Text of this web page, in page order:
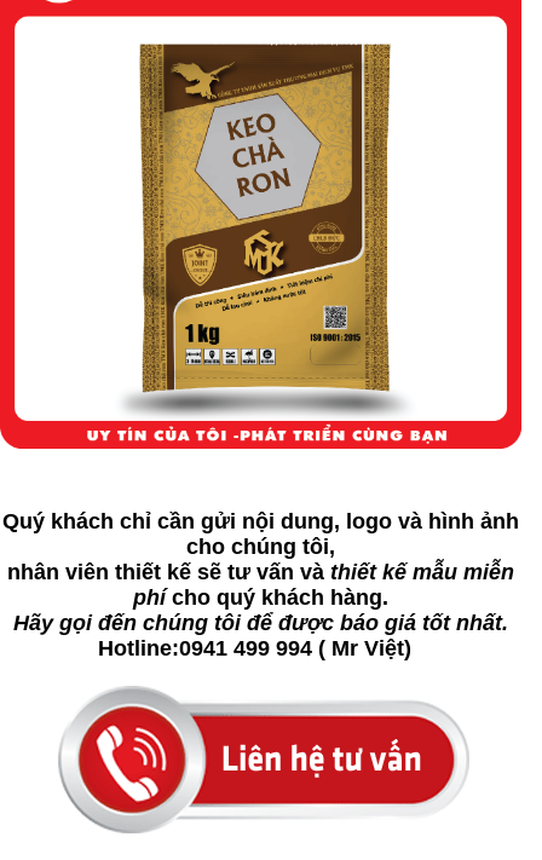
Quý khách chỉ cần gửi nội dung, logo và hình ảnh
cho chúng tôi,
nhân viên thiết kế sẽ tư vấn và thiết kế mẫu miễn
phí cho quý khách hàng.
Hãy gọi đến chúng tôi để được báo giá tốt nhất.
Hotline:0941 499 994 ( Mr Việt)